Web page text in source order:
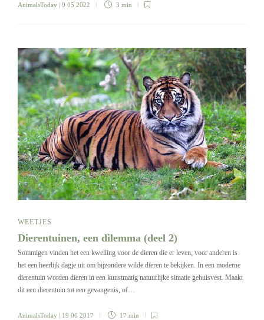
AnimalsToday | 9 05 2022 3 min
WEETJES
Dierentuinen, een dilemma (deel 2)
Sommigen vinden het een kwelling voor de dieren die er leven, voor anderen is
het een heerlijk dagje uit om bijzondere wilde dieren te bekijken. In een moderne
dierentuin worden dieren in een kunstmatig natuurlijke situatie gehuisvest. Maakt
dit een dierentuin tot een gevangenis, of…
AnimalsToday | 19 06 2017 17 min